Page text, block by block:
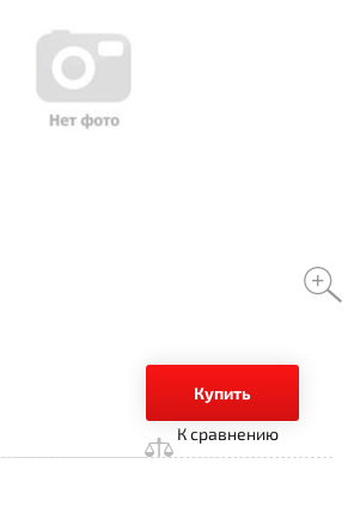
Купить
К сравнению